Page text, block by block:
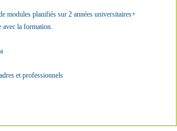
modules planifiés sur 2 années universitaires+
avec la formation.
et professionnels